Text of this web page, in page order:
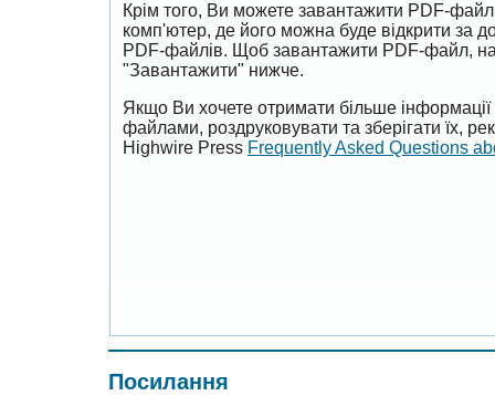
Крім того, Ви можете завантажити PDF-
комп'ютер, де його можна буде відкрити за
PDF-файлів. Щоб завантажити PDF-файл,
"Завантажити" нижче.
Якщо Ви хочете отримати більше
файлами, роздруковувати та зберігати їх,
Highwire Press Frequently Asked Questions
Посилання